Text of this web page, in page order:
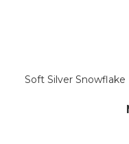
Soft Silver Snowflake